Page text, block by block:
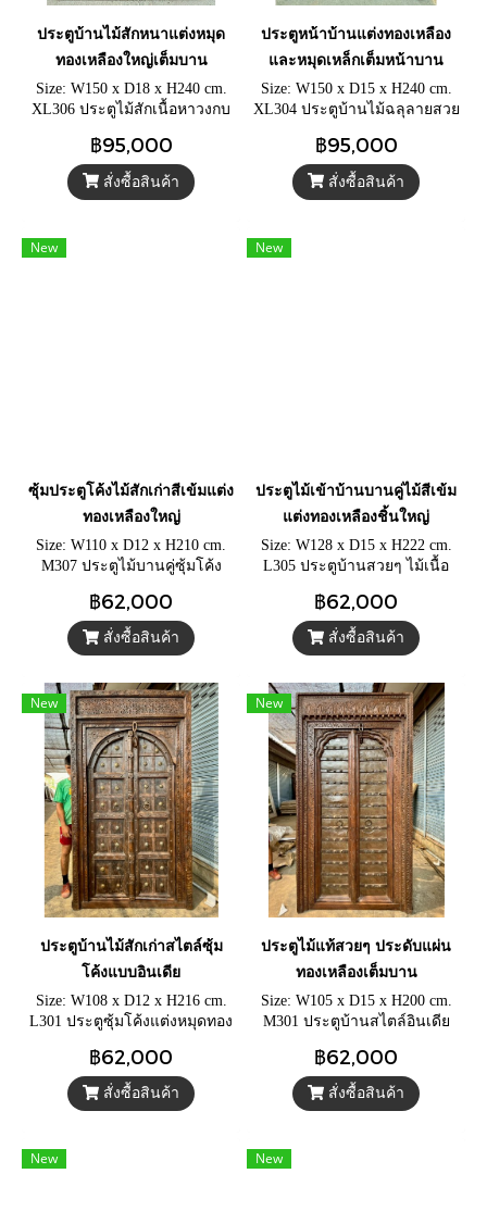
ประตูบ้านไม้สักหนาแต่งหมุด
ทองเหลืองใหญ่เต็มบาน
Size: W150 x D18 x H240 cm.
XL306 ประตูไม้สักเนื้อหาวงกบ
ไม้เก่าแต่งหมุดทองเหลืองเต็ม
ช่องไม้หน้าบาน งานหายาก
ดั้งเดิมจากอินเดีย
฿95,000
สั่งซื้อสินค้า
ประตูหน้าบ้านแต่งทองเหลือง
และหมุดเหล็กเต็มหน้าบาน
Size: W150 x D15 x H240 cm.
XL304 ประตูบ้านไม้ฉลุลายสวย
ตกแต่งด้วยหมุดทองเหลืองแท้
และหมุดเหล็กเต็มหน้าบาน
฿95,000
สั่งซื้อสินค้า
New
ซุ้มประตูโค้งไม้สักเก่าสีเข้มแต่ง
ทองเหลืองใหญ่
Size: W110 x D12 x H210 cm.
M307 ประตูไม้บานคู่ซุ้มโค้ง
สลักลายโบราณด้วยมือ บาน
ประตูไม้ชิ้นหนาแต่งทองเหลือง
กลางบาน
฿62,000
สั่งซื้อสินค้า
New
ประตูไม้เข้าบ้านบานคู่ไม้สีเข้ม
แต่งทองเหลืองชิ้นใหญ่
Size: W128 x D15 x H222 cm.
L305 ประตูบ้านสวยๆ ไม้เนื้อ
แกะสลักลายดั้งเดิม ประตูเก่า
โบราณแต่งหมุดทองเหลืองใหญ่
฿62,000
สั่งซื้อสินค้า
New
ประตูบ้านไม้สักเก่าสไตล์ซุ้ม
โค้งแบบอินเดีย
Size: W108 x D12 x H216 cm.
L301 ประตูซุ้มโค้งแต่งหมุดทอง
บ้านไม้เก่าแกะสลักลายสวย
พร้อมโซ่คล้องกุญแจ
฿62,000
สั่งซื้อสินค้า
New
ประตูไม้แท้สวยๆ ประดับแผ่น
ทองเหลืองเต็มบาน
Size: W105 x D15 x H200 cm.
M301 ประตูบ้านสไตล์อินเดีย
บนวงกบ ประตูไม้แท้บานคู่ทรง
ซุ้มโค้งแต่งทองเหลือง
฿62,000
สั่งซื้อสินค้า
New New